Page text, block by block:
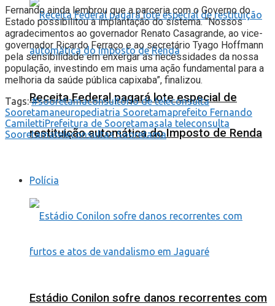
Receita Federal pagará lote especial de
restituição automática do Imposto de Renda
Polícia
Estádio Conilon sofre danos recorrentes com
Fernando ainda lembrou que a parceria com o Governo do
Estado possibilitou a implantação do sistema. “Nossos
agradecimentos ao governador Renato Casagrande, ao vice-
governador Ricardo Ferraço e ao secretário Tyago Hoffmann
pela sensibilidade em enxergar as necessidades da nossa
população, investindo em mais uma ação fundamental para a
melhoria da saúde pública capixaba”, finalizou.
Tags: #sooretamaconsultório de teleconsulta
Sooretamaneuropediatria Sooretamaprefeito Fernando
CamilettiPrefeitura de Sooretamasala teleconsulta
Sooretamateleconsultas Sooretama